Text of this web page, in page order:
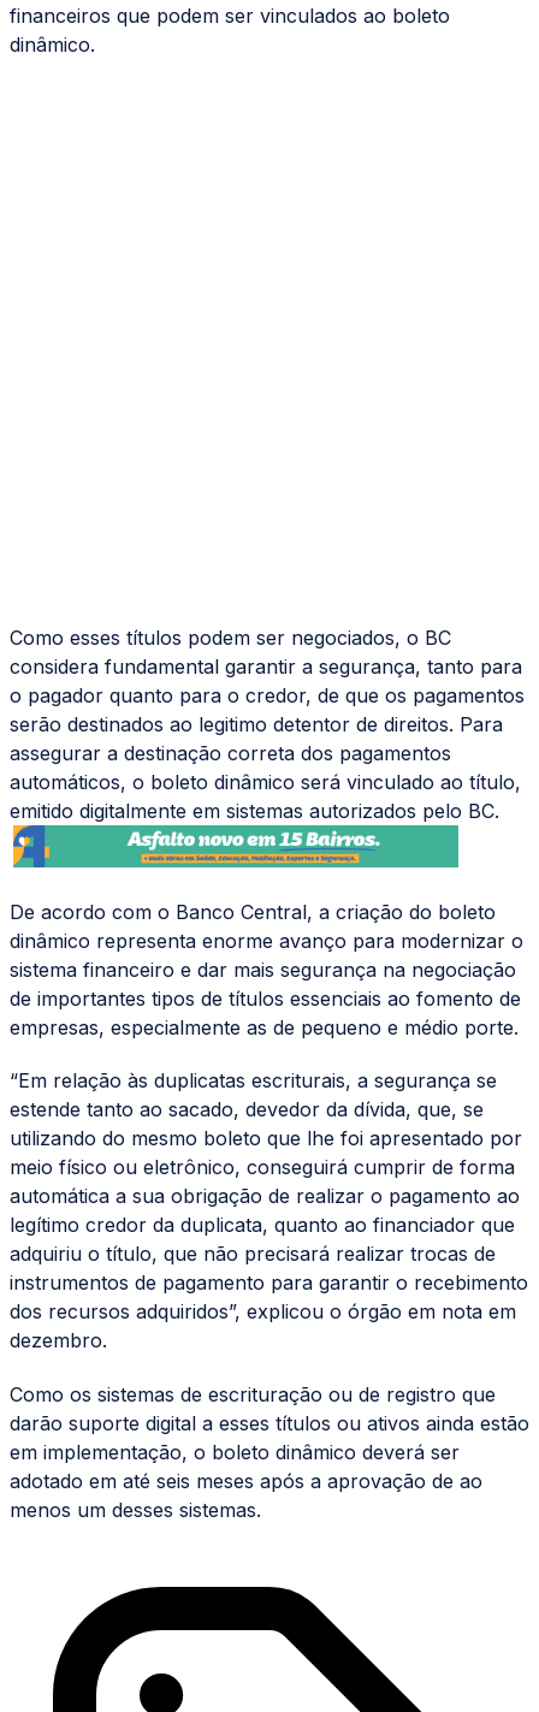
financeiros que podem ser vinculados ao boleto
dinâmico.
Como esses títulos podem ser negociados, o BC
considera fundamental garantir a segurança, tanto para
o pagador quanto para o credor, de que os pagamentos
serão destinados ao legitimo detentor de direitos. Para
assegurar a destinação correta dos pagamentos
automáticos, o boleto dinâmico será vinculado ao título,
emitido digitalmente em sistemas autorizados pelo BC.
De acordo com o Banco Central, a criação do boleto
dinâmico representa enorme avanço para modernizar o
sistema financeiro e dar mais segurança na negociação
de importantes tipos de títulos essenciais ao fomento de
empresas, especialmente as de pequeno e médio porte.
“Em relação às duplicatas escriturais, a segurança se
estende tanto ao sacado, devedor da dívida, que, se
utilizando do mesmo boleto que lhe foi apresentado por
meio físico ou eletrônico, conseguirá cumprir de forma
automática a sua obrigação de realizar o pagamento ao
legítimo credor da duplicata, quanto ao financiador que
adquiriu o título, que não precisará realizar trocas de
instrumentos de pagamento para garantir o recebimento
dos recursos adquiridos”, explicou o órgão em nota em
dezembro.
Como os sistemas de escrituração ou de registro que
darão suporte digital a esses títulos ou ativos ainda estão
em implementação, o boleto dinâmico deverá ser
adotado em até seis meses após a aprovação de ao
menos um desses sistemas.